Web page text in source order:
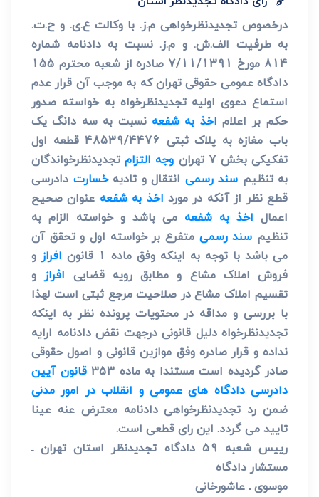
درخصوص تجدیدنظرخواهی م.ز. با وکالت ع.ی. و ح.ت.
به طرفیت الف.ش. و م.ز. نسبت به دادنامه شماره
814 مورخ 7/11/1391 صادره از شعبه محترم 155
دادگاه عمومی حقوقی تهران که به موجب آن قرار عدم
استماع دعوی اولیه تجدیدنظرخواه به خواسته صدور
حکم بر اعلام اخذ به شفعه نسبت به سه دانگ یک
باب مغازه به پلاک ثبتی 48539/4476 قطعه اول
تفکیکی بخش 7 تهران
وجه التزامتجدیدنظرخواندگان
به تنظیم سند رسمی انتقال و تادیهخسارت دادرسی
قطع نظر از آنکه در مورد اخذ به شفعه عنوان صحیح
اعمال اخذ به شفعه می باشد و خواسته الزام به
تنظیم سند رسمی متفرع بر خواسته اول و تحقق آن
می باشد با توجه به اینکه وفق ماده 1 قانون
افرازو
فروش املاک مشاع و مطابق رویه قضایی افرازو
تقسیم املاک مشاع در صلاحیت مرجع ثبتی است لهذا
با بررسی و مداقه در محتویات پرونده نظر به اینکه
تجدیدنظرخواه دلیل قانونی درجهت نقض دادنامه ارایه
نداده و قرار صادره وفق موازین قانونی و اصول حقوقی
صادر گردیده است مستندا به ماده 353
قانون آیین
دادرسی دادگاه های عمومی و انقلاب در امور مدنی
ضمن رد تجدیدنظرخواهی دادنامه معترض عنه عینا
تایید می گردد. این رای قطعی است.
رییس شعبه 59 دادگاه تجدیدنظر استان تهران ـ
مستشار دادگاه
موسوی ـ عاشورخانی